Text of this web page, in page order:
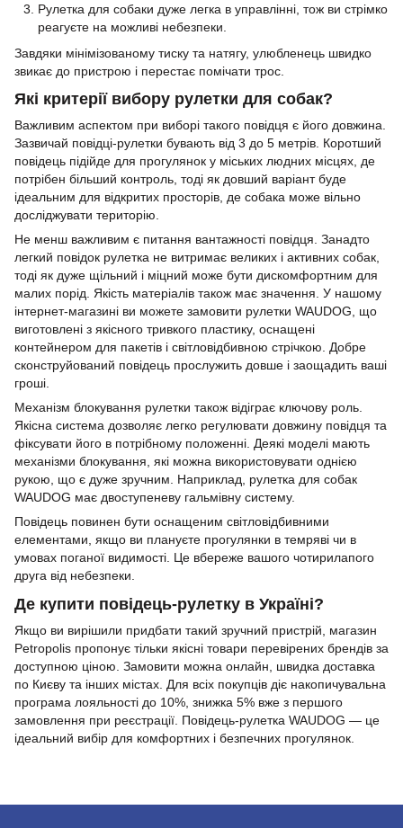
Рулетка для собаки дуже легка в управлінні, тож ви стрімко
реагуєте на можливі небезпеки.
Завдяки мінімізованому тиску та натягу, улюбленець швидко
звикає до пристрою і перестає помічати трос.
Які критерії вибору рулетки для собак?
Важливим аспектом при виборі такого повідця є його довжина.
Зазвичай повідці-рулетки бувають від 3 до 5 метрів. Коротший
повідець підійде для прогулянок у міських людних місцях, де
потрібен більший контроль, тоді як довший варіант буде
ідеальним для відкритих просторів, де собака може вільно
досліджувати територію.
Не менш важливим є питання вантажності повідця. Занадто
легкий повідок рулетка не витримає великих і активних собак,
тоді як дуже щільний і міцний може бути дискомфортним для
малих порід. Якість матеріалів також має значення. У нашому
інтернет-магазині ви можете замовити рулетки WAUDOG, що
виготовлені з якісного тривкого пластику, оснащені
контейнером для пакетів і світловідбивною стрічкою. Добре
сконструйований повідець прослужить довше і заощадить ваші
гроші.
Механізм блокування рулетки також відіграє ключову роль.
Якісна система дозволяє легко регулювати довжину повідця та
фіксувати його в потрібному положенні. Деякі моделі мають
механізми блокування, які можна використовувати однією
рукою, що є дуже зручним. Наприклад, рулетка для собак
WAUDOG має двоступеневу гальмівну систему.
Повідець повинен бути оснащеним світловідбивними
елементами, якщо ви плануєте прогулянки в темряві чи в
умовах поганої видимості. Це вбереже вашого чотирилапого
друга від небезпеки.
Де купити повідець-рулетку в Україні?
Якщо ви вирішили придбати такий зручний пристрій, магазин
Petropolis пропонує тільки якісні товари перевірених брендів за
доступною ціною. Замовити можна онлайн, швидка доставка
по Києву та інших містах. Для всіх покупців діє накопичувальна
програма лояльності до 10%, знижка 5% вже з першого
замовлення при реєстрації. Повідець-рулетка WAUDOG — це
ідеальний вибір для комфортних і безпечних прогулянок.